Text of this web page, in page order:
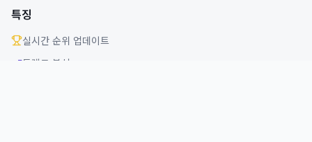
특징
실시간 순위 업데이트
트렌드 분석